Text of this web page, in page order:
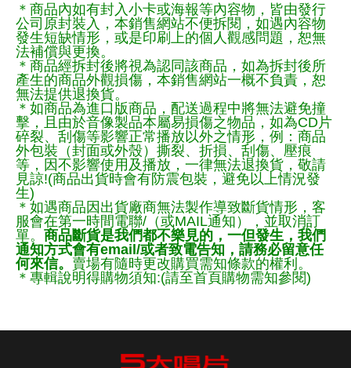
＊商品內如有封入小卡或海報等內容物，皆由發行
公司原封裝入，本銷售網站不便拆閱，如遇內容物
發生短缺情形，或是印刷上的個人觀感問題，恕無
法補償與更換。
＊商品經拆封後將視為認同該商品，如為拆封後所
產生的商品外觀損傷，本銷售網站一概不負責，恕
無法提供退換貨。
＊如商品為進口版商品，配送過程中將無法避免撞
擊，且由於音像製品本屬易損傷之物品，如為CD片
碎裂、刮傷等影響正常播放以外之情形，例：商品
外包裝（封面或外殼）撕裂、折損、刮傷、壓痕
等，因不影響使用及播放，一律無法退換貨，敬請
見諒!(商品出貨時會有防震包裝，避免以上情況發
生)
＊如遇商品因出貨廠商無法製作導致斷貨情形，客
服會在第一時間電聯/（或MAIL通知），並取消訂
單。 商品斷貨是我們都不樂見的，一但發生，我們
通知方式會有email/或者致電告知，請務必留意任
何來信。 賣場有隨時更改購買需知條款的權利。
＊專輯說明得購物須知:(請至首頁購物需知參閱)